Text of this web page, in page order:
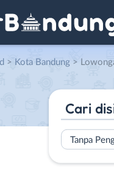
> Kota Bandung > Lowongan Staff
Tanpa